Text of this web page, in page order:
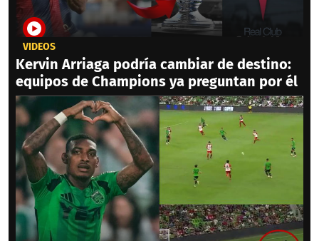
VIDEOS
Kervin Arriaga podría cambiar de destino:
equipos de Champions ya preguntan por él